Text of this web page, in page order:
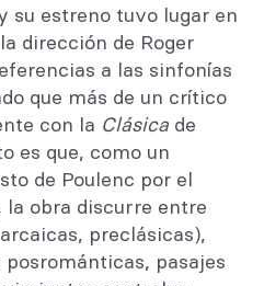
su estreno tuvo lugar en
dirección de Roger
a las sinfonías
que más de un crítico
con la Clásica de
es que, como un
de Poulenc por el
obra discurre entre
preclásicas),
pasajes